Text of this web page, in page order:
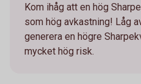
Kom ihåg att en hög
som hög avkastning! Låg
generera en högre
mycket hög risk.